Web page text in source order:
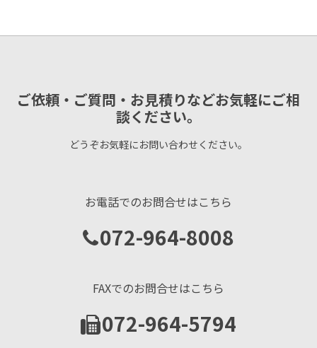
ご依頼・ご質問・お見積りなどお気軽にご相
談ください。
どうぞお気軽にお問い合わせください。
お電話でのお問合せはこちら
072-964-8008
FAXでのお問合せはこちら
072-964-5794